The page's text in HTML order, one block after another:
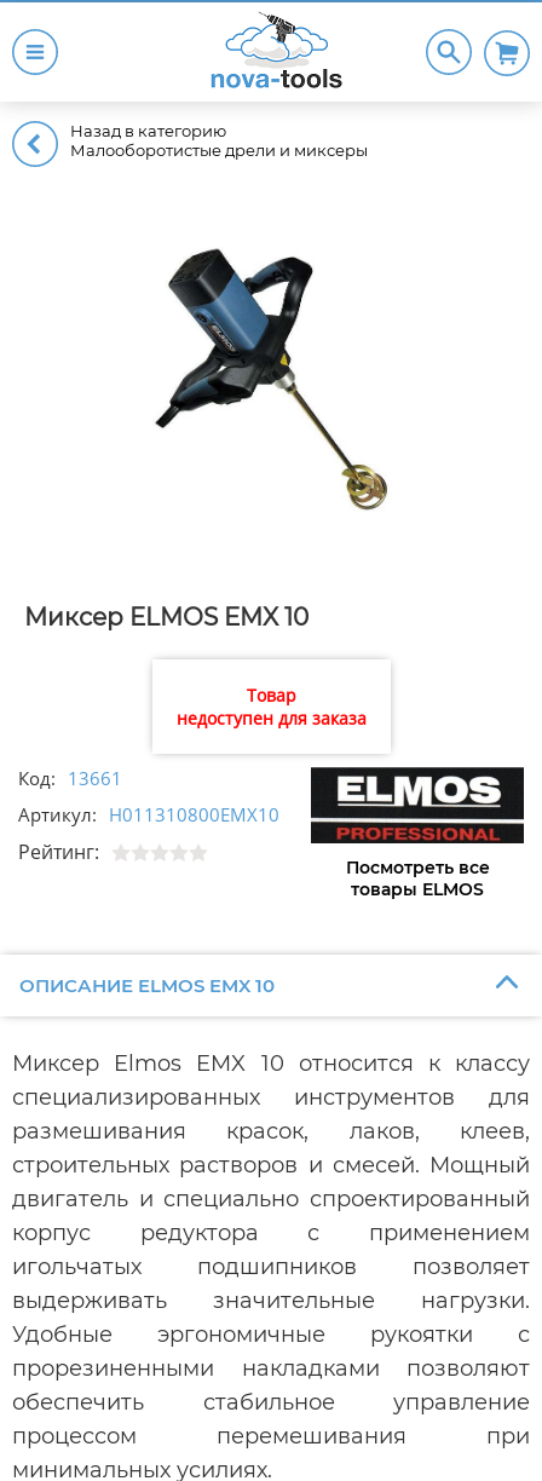
Назад в категорию
Малооборотистые дрели и миксеры
Миксер ELMOS EMX 10
Товар
недоступен для заказа
Код: 13661
Артикул: H011310800EMX10
Рейтинг:
Посмотреть все
товары ELMOS
ОПИСАНИЕ ELMOS EMX 10
Миксер Elmos EMX 10 относится к классу
специализированных инструментов для
размешивания красок, лаков, клеев,
строительных растворов и смесей. Мощный
двигатель и специально спроектированный
корпус редуктора с применением
игольчатых подшипников позволяет
выдерживать значительные нагрузки.
Удобные эргономичные рукоятки с
прорезиненными накладками позволяют
обеспечить стабильное управление
процессом перемешивания при
минимальных усилиях.